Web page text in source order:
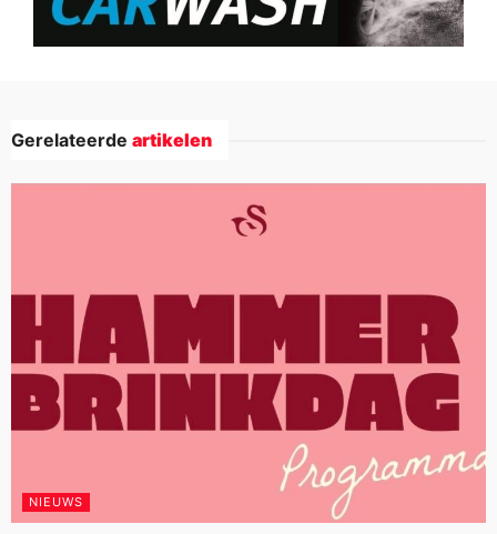
Gerelateerde artikelen
NIEUWS